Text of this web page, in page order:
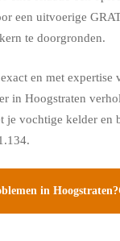
een uitvoerige
te doorgronden.
en met expertise
in Hoogstraten
vochtige kelder en
in